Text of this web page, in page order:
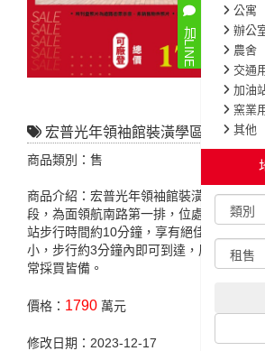
公寓
辦公
農舍
交通
加油
窯業
其他
加LINE
宏普光年領袖館裝潢學區三房車
商品類別：售
商品介紹：宏普光年領袖館裝潢學區三房
段，為面領航南路第一排，位處青埔特區
站步行時間約10分鐘，享有絕佳交通優勢
小，步行約3分鐘內即可到達，周邊生活機
常採買皆備。
價格： 1790 萬元
修改日期：2023-12-17